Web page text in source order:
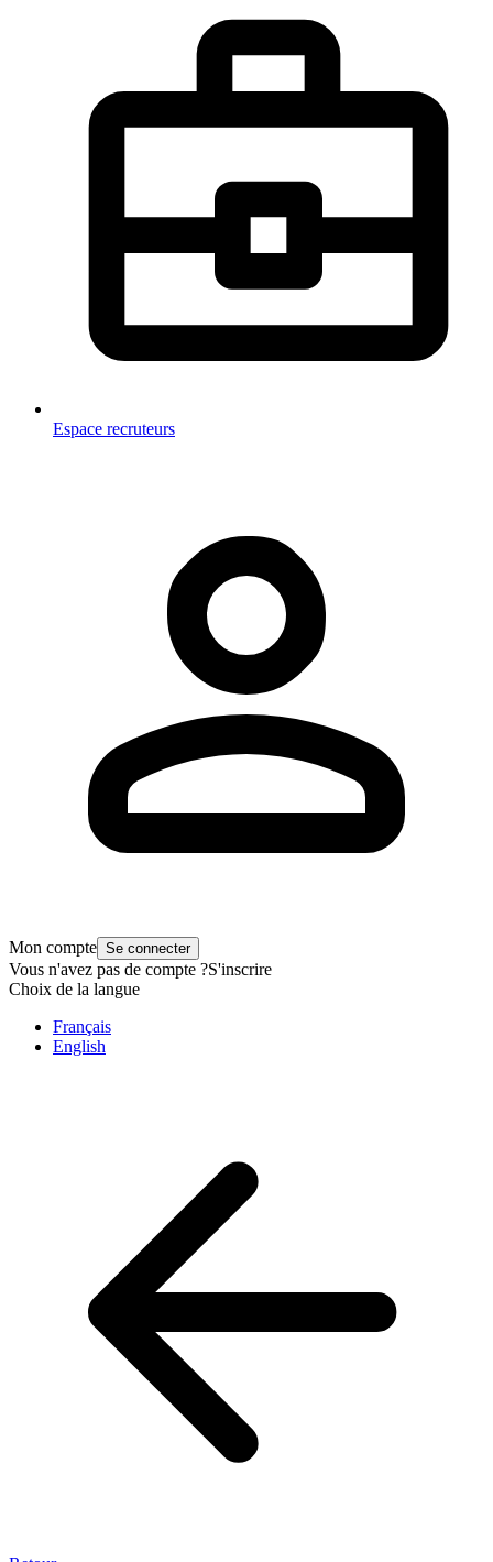
Espace recruteurs
Mon compte Se connecter
Vous n'avez pas de compte ?S'inscrire
Choix de la langue
Français
English